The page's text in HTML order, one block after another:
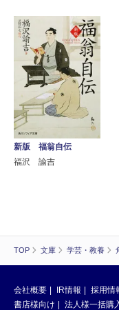
TOP 文庫 学芸・教養
新版 福翁自伝
福沢 諭吉
会社概要 IR情報 採用情
書店様向け
法人様一括購